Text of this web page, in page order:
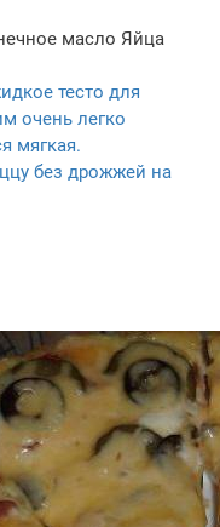
масло Яйца
тесто для
очень легко
мягкая.
без дрожжей на